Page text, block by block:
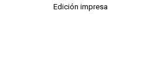
Edición impresa